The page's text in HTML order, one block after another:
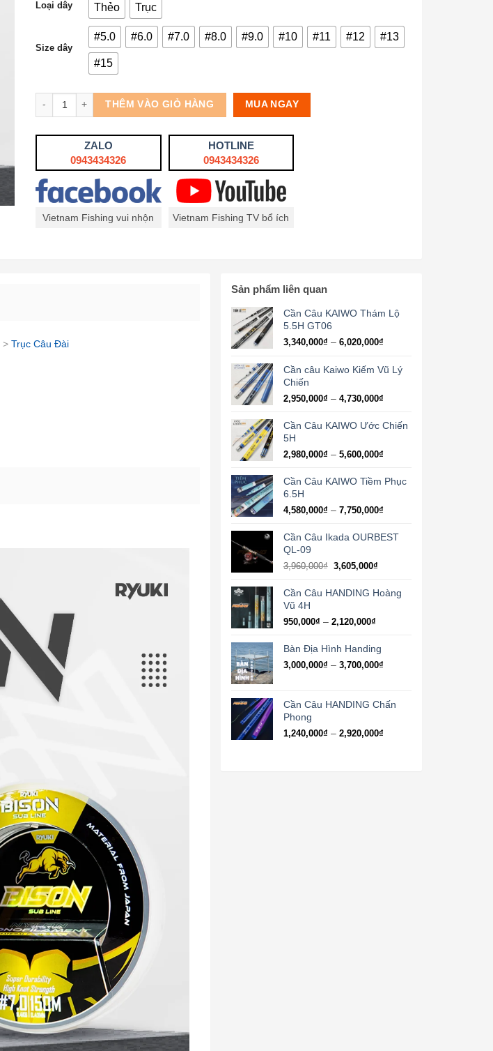
Loại dây Thẻo Trục
Size dây
#5.0 #6.0 #7.0 #8.0 #9.0 #10 #11 #12 #13
#15
Số lượng
THÊM VÀO GIỎ HÀNG MUA NGAY
ZALO
0943434326
HOTLINE
0943434326
Vietnam Fishing vui nhộn Vietnam Fishing TV bổ ích
> Trục Câu Đài
Sản phẩm liên quan
Cần Câu KAIWO Thám Lộ
5.5H GT06
3,340,000₫ – 6,020,000₫Khoảng
từ
3,340,000₫
6,020,000₫
Cần câu Kaiwo Kiếm Vũ Lý
Chiến
2,950,000₫ – 4,730,000₫Khoảng
từ
đến
4,730,000₫
Cần Câu KAIWO Ước Chiến
5H
2,980,000₫ – 5,600,000₫Khoảng
từ
đến
5,600,000₫
Cần Câu KAIWO Tiềm Phục
6.5H
4,580,000₫ – 7,750,000₫Khoảng
từ
Cần Câu Ikada OURBEST
QL-09
3,960,000₫ 3,605,000₫
Cần Câu HANDING Hoàng
Vũ 4H
950,000₫ – 2,120,000₫Khoảng
từ
950,000₫
đến
Bàn Địa Hình Handing
3,000,000₫ – 3,700,000₫Khoảng
3,000,000₫
3,700,000₫
Cần Câu HANDING Chấn
Phong
1,240,000₫ – 2,920,000₫Khoảng